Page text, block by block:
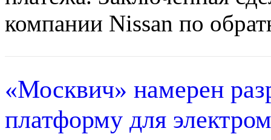
компании Nissan по
«Москвич» намерен
платформу для